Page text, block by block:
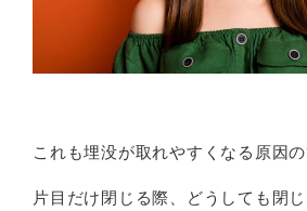
これも埋没が取れやすくなる原因の
片目だけ閉じる際、どうしても閉